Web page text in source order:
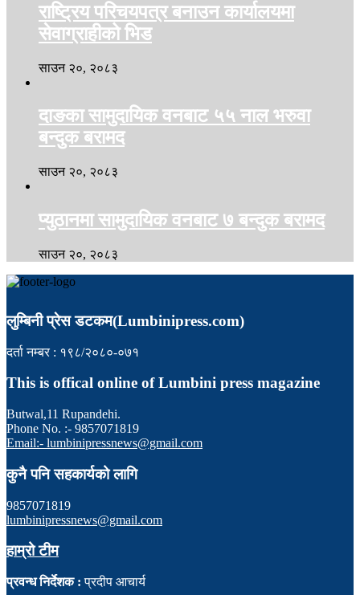
राष्ट्रिय परिचयपत्र बनाउन कार्यालयमा
सेवाग्राहीको भिड
साउन २०, २०८३
दाङका सामुदायिक वनबाट ५५ नाल भरुवा
बन्दुक बरामद
साउन २०, २०८३
प्युठानमा सामुदायिक वनबाट ७ बन्दुक बरामद
साउन २०, २०८३
लुम्बिनी प्रेस डटकम(Lumbinipress.com)
दर्ता नम्बर : १९८/२०८०-०७१
This is offical online of Lumbini press magazine
Butwal,11 Rupandehi.
Phone No. :- 9857071819
Email:- lumbinipressnews@gmail.com
कुनै पनि सहकार्यको लागि
9857071819
lumbinipressnews@gmail.com
हाम्रो टीम
प्रवन्ध निर्देशक : प्रदीप आचार्य